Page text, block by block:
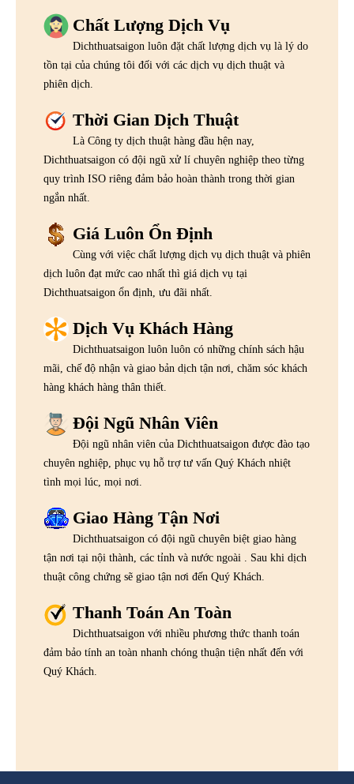
Chất Lượng Dịch Vụ
Dichthuatsaigon luôn đặt chất lượng dịch vụ là lý do
tồn tại của chúng tôi đối với các dịch vụ dịch thuật và
phiên dịch.
Thời Gian Dịch Thuật
Là Công ty dịch thuật hàng đầu hện nay,
Dichthuatsaigon có đội ngũ xử lí chuyên nghiệp theo từng
quy trình ISO riêng đảm bảo hoàn thành trong thời gian
ngắn nhất.
Giá Luôn Ổn Định
Cùng với việc chất lượng dịch vụ dịch thuật và phiên
dịch luôn đạt mức cao nhất thì giá dịch vụ tại
Dichthuatsaigon ổn định, ưu đãi nhất.
Dịch Vụ Khách Hàng
Dichthuatsaigon luôn luôn có những chính sách hậu
mãi, chế độ nhận và giao bản dịch tận nơi, chăm sóc khách
hàng khách hàng thân thiết.
Đội Ngũ Nhân Viên
Đội ngũ nhân viên của Dichthuatsaigon được đào tạo
chuyên nghiệp, phục vụ hỗ trợ tư vấn Quý Khách nhiệt
tình mọi lúc, mọi nơi.
Giao Hàng Tận Nơi
Dichthuatsaigon có đội ngũ chuyên biệt giao hàng
tận nơi tại nội thành, các tỉnh và nước ngoài . Sau khi dịch
thuật công chứng sẽ giao tận nơi đến Quý Khách.
Thanh Toán An Toàn
Dichthuatsaigon với nhiều phương thức thanh toán
đảm bảo tính an toàn nhanh chóng thuận tiện nhất đến với
Quý Khách.